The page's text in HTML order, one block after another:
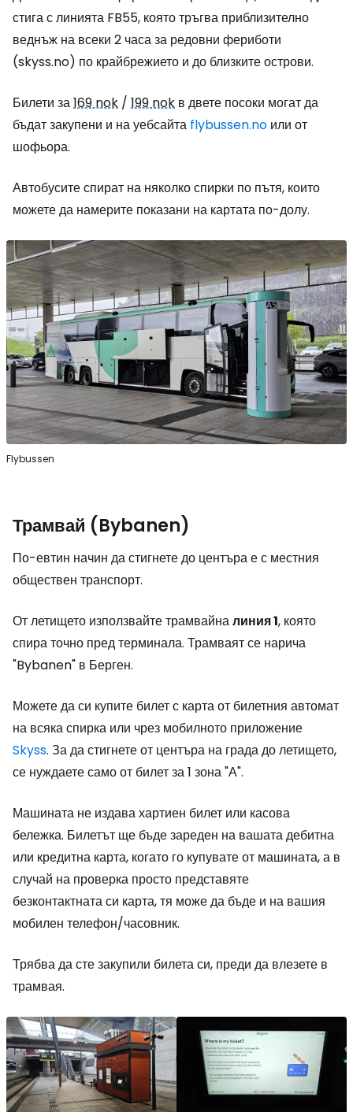
стига с линията FB55, която тръгва приблизително
веднъж на всеки 2 часа за редовни фериботи
(skyss.no) по крайбрежието и до близките острови.
Билети за169 nok / 199 nok в двете посоки могат да
бъдат закупени и на уебсайта flybussen.no или от
шофьора.
Автобусите спират на няколко спирки по пътя, които
можете да намерите показани на картата по-долу.
Flybussen
Трамвай (Bybanen)
По-евтин начин да стигнете до центъра е с местния
обществен транспорт.
От летището използвайте трамвайналиния 1, която
спира точно пред терминала. Трамваят се нарича
"Bybanen" в Берген.
Можете да си купите билет с карта от билетния автомат
на всяка спирка или чрез мобилното приложение
Skyss. За да стигнете от центъра на града до летището,
се нуждаете само от билет за 1 зона "А".
Машината не издава хартиен билет или касова
бележка. Билетът ще бъде зареден на вашата дебитна
или кредитна карта, когато го купувате от машината, а в
случай на проверка просто представяте
безконтактната си карта, тя може да бъде и на вашия
мобилен телефон/часовник.
Трябва да сте закупили билета си, преди да влезете в
трамвая.